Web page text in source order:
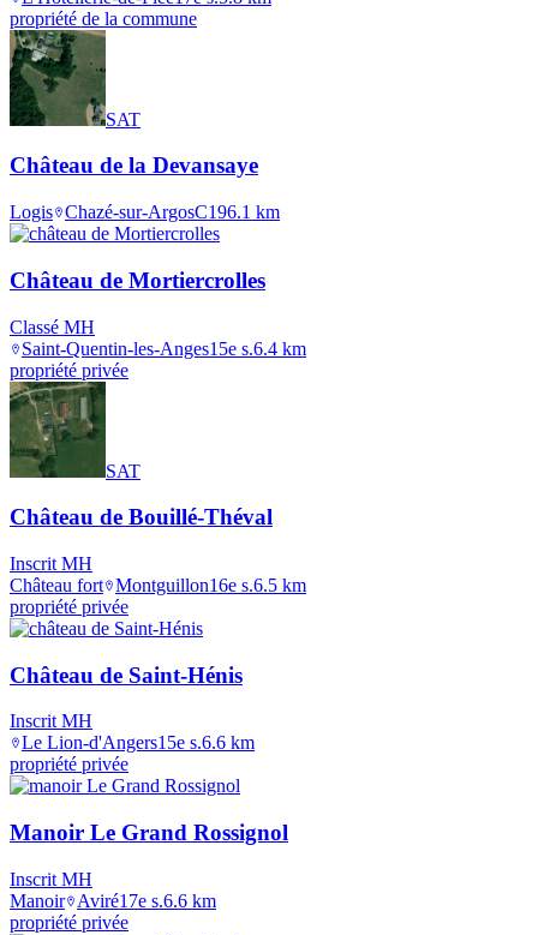
propriété de la commune
SAT
Château de la Devansaye
Logis Chazé-sur-ArgosC196.1 km
Château de Mortiercrolles
Classé MH
Saint-Quentin-les-Anges15e s.6.4 km
propriété privée
SAT
Château de Bouillé-Théval
Inscrit MH
Château fort Montguillon16e s.6.5 km
propriété privée
Château de Saint-Hénis
Inscrit MH
Le Lion-d'Angers15e s.6.6 km
propriété privée
Manoir Le Grand Rossignol
Inscrit MH
Manoir
Aviré17e s.6.6 km
propriété privée